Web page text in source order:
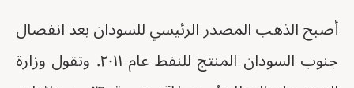
أصبح الذهب المصدر الرئيسي للسودان بعد انفصال
جنوب السودان المنتج للنفط عام ٢٠١١. وتقول وزارة